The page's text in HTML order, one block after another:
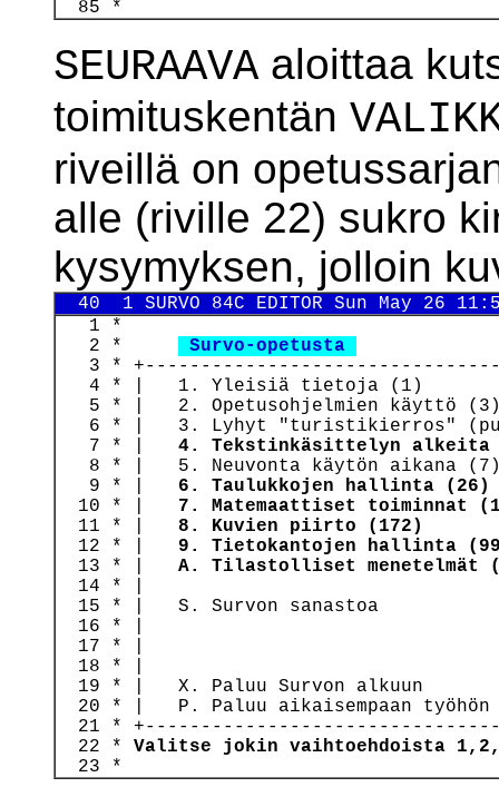
SEURAAVA aloittaa
toimituskentän
riveillä on
alle (riville 22) sukro
kysymyksen, jolloin
40  1 SURVO 84C EDITOR Sun May 26
   1 *
   2 *
Survo-opetusta
3 *
4 * |   1. Yleisiä tietoja (1)
5 * |   2. Opetusohjelmien käyttö
6 * |   3. Lyhyt "turistikierros"
   7 * |
4. Tekstinkäsittelyn alkeita
8 * |   5. Neuvonta käytön aikana
   9 * |
6. Taulukkojen hallinta (26)
  10 * |
7. Matemaattiset toiminnat
  11 * |
8. Kuvien piirto (172)
  12 * |
9. Tietokantojen hallinta
  13 * |
A. Tilastolliset menetelmät
14 * |
15 * |   S. Survon sanastoa
16 * |
17 * |
18 * |
19 * |   X. Paluu Survon alkuun
20 * |   P. Paluu aikaisempaan
21 *
  22 *
Valitse jokin vaihtoehdoista